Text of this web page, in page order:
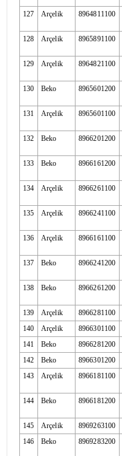
127 Arçelik 8964811100
128 Arçelik 8965891100
129 Arçelik 8964821100
130 Beko 8965601200
131 Arçelik 8965601100
132 Beko 8966201200
133 Beko 8966161200
134 Arçelik 8966261100
135 Arçelik 8966241100
136 Arçelik 8966161100
137 Beko 8966241200
138 Beko 8966261200
139 Arçelik 8966281100
140
Arçelik 8966301100
141
Beko 8966281200
142
Beko 8966301200
143
Arçelik 8966181100
144 Beko 8966181200
145 Arçelik 8969263100
146
Beko 8969283200